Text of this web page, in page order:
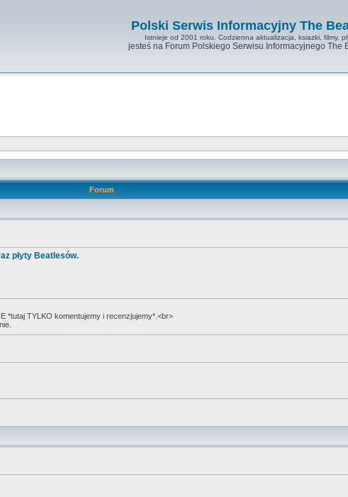
Polski Serwis Informacyjny The
Istnieje od 2001 roku. Codzienna aktualizacja, ksiazki, filmy,
jesteś na Forum Polskiego Serwisu Informacyjnego The
Forum
płyty Beatlesów.
*tutaj TYLKO komentujemy i recenzjujemy*.<br>